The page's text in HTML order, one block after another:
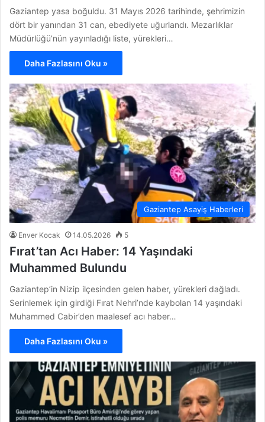
Gaziantep yasa boğuldu. 31 Mayıs 2026 tarihinde, şehrimizin
dört bir yanından 31 can, ebediyete uğurlandı. Mezarlıklar
Müdürlüğü’nün yayınladığı liste, yürekleri…
Daha Fazlasını Oku »
Gaziantep Asayiş Haberleri
Enver Kocak 14.05.2026 5
Fırat’tan Acı Haber: 14 Yaşındaki
Muhammed Bulundu
Gaziantep’in Nizip ilçesinden gelen haber, yürekleri dağladı.
Serinlemek için girdiği Fırat Nehri’nde kaybolan 14 yaşındaki
Muhammed Cabir’den maalesef acı haber…
Daha Fazlasını Oku »